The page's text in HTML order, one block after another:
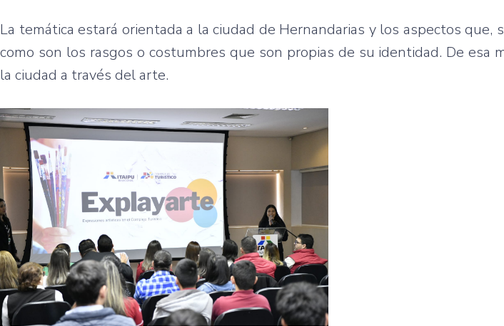
La temática estará orientada a la ciudad de Hernandarias y los aspectos que,
como son los rasgos o costumbres que son propias de su identidad. De esa
la ciudad a través del arte.